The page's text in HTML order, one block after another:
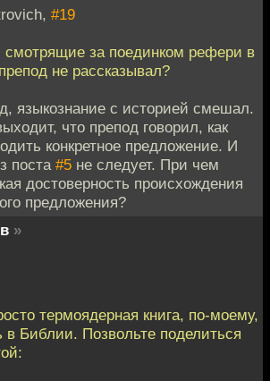
#19
смотрящие за поединком рефери в
не рассказывал?
языкознание с историей смешал.
что препод говорил, как
конкретное предложение. И
поста #5 не следует. При чем
достоверность происхождения
предложения?
»
термоядерная книга, по-моему,
в Библии. Позвольте поделиться